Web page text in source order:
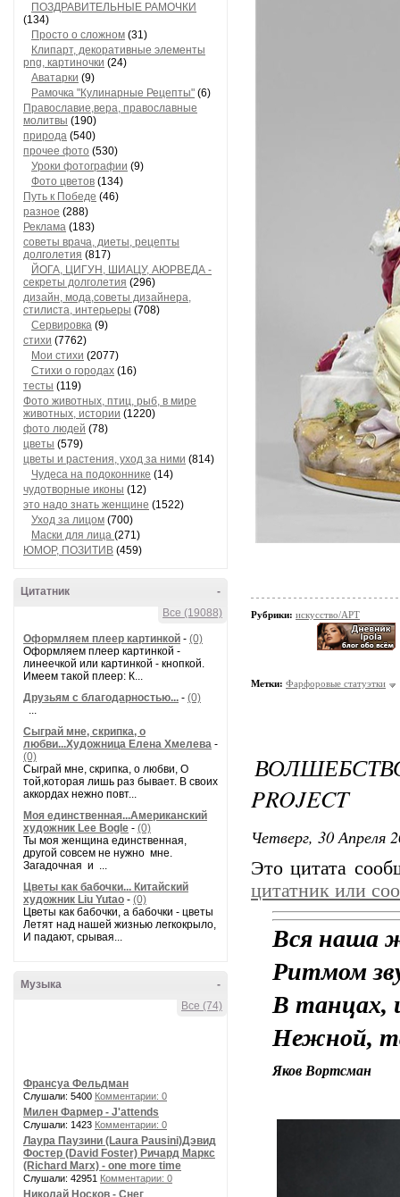
ПОЗДРАВИТЕЛЬНЫЕ РАМОЧКИ
(134)
Просто о сложном (31)
Клипарт, декоративные элементы
png, картиночки (24)
Аватарки (9)
Рамочка "Кулинарные Рецепты" (6)
Православие,вера, православные
молитвы (190)
природа (540)
прочее фото (530)
Уроки фотографии (9)
Фото цветов (134)
Путь к Победе (46)
разное (288)
Реклама (183)
советы врача, диеты, рецепты
долголетия (817)
ЙОГА, ЦИГУН, ШИАЦУ, АЮРВЕДА -
секреты долголетия (296)
дизайн, мода,советы дизайнера,
стилиста, интерьеры (708)
Сервировка (9)
стихи (7762)
Мои стихи (2077)
Стихи о городах (16)
тесты (119)
Фото животных, птиц, рыб, в мире
животных, истории (1220)
фото людей (78)
цветы (579)
цветы и растения, уход за ними (814)
Чудеса на подоконнике (14)
чудотворные иконы (12)
это надо знать женщине (1522)
Уход за лицом (700)
Маски для лица (271)
ЮМОР, ПОЗИТИВ (459)
-
Цитатник
Все (19088)
Оформляем плеер картинкой - (0)
Оформляем плеер картинкой -
линеечкой или картинкой - кнопкой.
Имеем такой плеер: К...
Друзьям с благодарностью... - (0)
...
Сыграй мне, скрипка, о
любви...Художница Елена Хмелева -
(0)
Сыграй мне, скрипка, о любви, О
той,которая лишь раз бывает. В своих
аккордах нежно повт...
Моя единственная...Американский
художник Lee Bogle - (0)
Ты моя женщина единственная,
другой совсем не нужно мне.
Загадочная и ...
Цветы как бабочки... Китайский
художник Liu Yutao - (0)
Цветы как бабочки, а бабочки - цветы
Летят над нашей жизнью легкокрыло,
И падают, срывая...
-
Музыка
Все (74)
Франсуа Фельдман
Слушали: 5400 Комментарии: 0
Милен Фармер - J'attends
Слушали: 1423 Комментарии: 0
Лаура Паузини (Laura Pausini)Дэвид
Фостер (David Foster) Ричард Маркс
(Richard Marx) - one more time
Слушали: 42951 Комментарии: 0
Николай Носков - Снег
Рубрики: искусство/АРТ
Метки: Фарфоровые статуэтки
PROJECT
Четверг, 30 Апреля
Это цитата
цитатник или
Вся наша
Ритмом
В танцах,
Нежной,
Яков Вортсман